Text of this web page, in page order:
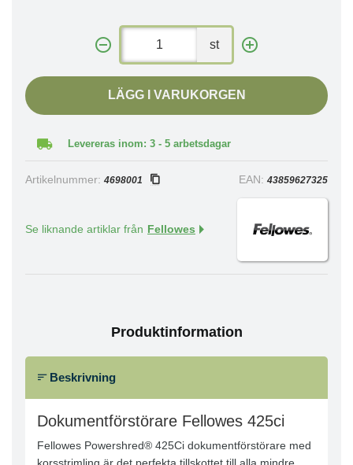
st
LÄGG I VARUKORGEN
Levereras inom: 3 - 5 arbetsdagar
Artikelnummer: 4698001 EAN: 43859627325
Se liknande artiklar från Fellowes
Produktinformation
Beskrivning
Dokumentförstörare Fellowes 425ci
Fellowes Powershred® 425Ci dokumentförstörare med